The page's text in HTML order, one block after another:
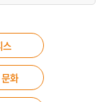
스
화